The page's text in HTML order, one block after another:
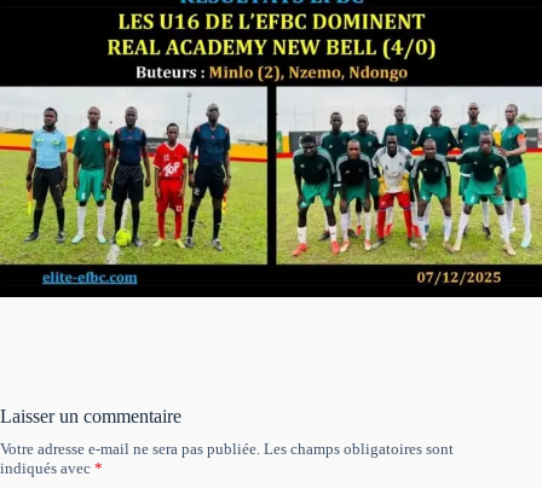
Laisser un commentaire
Votre adresse e-mail ne sera pas publiée. Les champs obligatoires sont
indiqués avec *